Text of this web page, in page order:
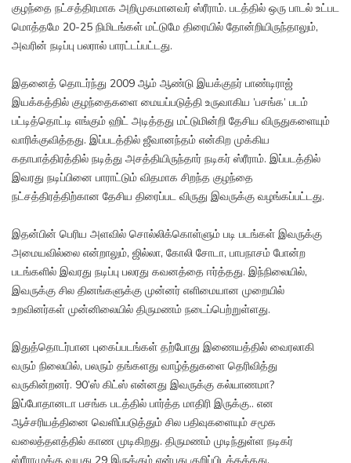
குழந்தை நட்சத்திரமாக அறிமுகமானவர் ஸ்ரீராம். படத்தில் ஒரு பாடல் உட்பட
மொத்தமே 20-25 நிமிடங்கள் மட்டுமே திரையில் தோன்றியிருந்தாலும்,
அவரின் நடிப்பு பலரால் பாரட்டப்பட்டது.
இதனைத் தொடர்ந்து 2009 ஆம் ஆண்டு இயக்குநர் பாண்டிராஜ்
இயக்கத்தில் குழந்தைகளை மையப்படுத்தி உருவாகிய ’பசங்க’ படம்
பட்டித்தொட்டி எங்கும் ஹிட் அடித்தது மட்டுமின்றி தேசிய விருதுகளையும்
வாரிக்குவித்தது. இப்படத்தில் ஜீவானந்தம் என்கிற முக்கிய
கதாபாத்திரத்தில் நடித்து அசத்தியிருந்தார் நடிகர் ஸ்ரீராம். இப்படத்தில்
இவரது நடிப்பினை பாராட்டும் விதமாக சிறந்த குழந்தை
நட்சத்திரத்திற்கான தேசிய திரைப்பட விருது இவருக்கு வழங்கப்பட்டது.
இதன்பின் பெரிய அளவில் சொல்லிக்கொள்ளும் படி படங்கள் இவருக்கு
அமையவில்லை என்றாலும், ஜில்லா, கோலி சோடா, பாபநாசம் போன்ற
படங்களில் இவரது நடிப்பு பலரது கவனத்தை ஈர்த்தது. இந்நிலையில்,
இவருக்கு சில தினங்களுக்கு முன்னர் எளிமையான முறையில்
உறவினர்கள் முன்னிலையில் திருமணம் நடைப்பெற்றுள்ளது.
இதுத்தொடர்பான புகைப்படங்கள் தற்போது இணையத்தில் வைரலாகி
வரும் நிலையில், பலரும் தங்களது வாழ்த்துகளை தெரிவித்து
வருகின்றனர். 90’ஸ் கிட்ஸ் என்னது இவருக்கு கல்யாணமா?
இப்போதானடா பசங்க படத்தில் பார்த்த மாதிரி இருக்கு.. என
ஆச்சரியத்தினை வெளிப்படுத்தும் சில பதிவுகளையும் சமூக
வலைத்தளத்தில் காண முடிகிறது. திருமணம் முடிந்துள்ள நடிகர்